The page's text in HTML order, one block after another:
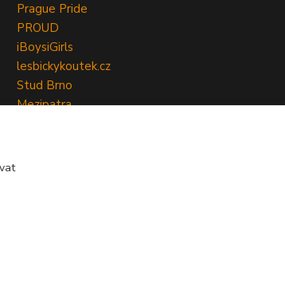
Prague Pride
PROUD
iBoysiGirls
lesbickykoutek.cz
Stud Brno
Mezipatra